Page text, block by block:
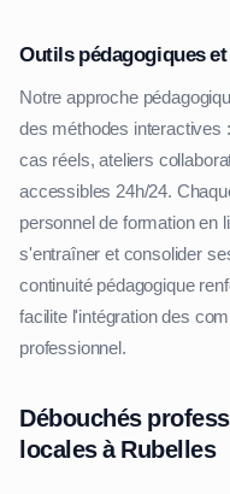
Outils pédagogiques
Notre approche
des méthodes interactives
cas réels, ateliers
accessibles 24h/24.
personnel de formation en
s'entraîner et consolider
continuité pédagogique
facilite l'intégration des
professionnel.
Débouchés
locales à Rubelles